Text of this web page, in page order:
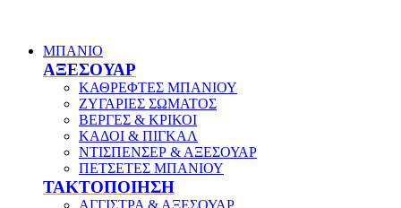
ΜΠΑΝΙΟ
ΑΞΕΣΟΥΑΡ
ΚΑΘΡΕΦΤΕΣ ΜΠΑΝΙΟΥ
ΖΥΓΑΡΙΕΣ ΣΩΜΑΤΟΣ
ΒΕΡΓΕΣ & ΚΡΙΚΟΙ
ΚΑΔΟΙ & ΠΙΓΚΑΛ
ΝΤΙΣΠΕΝΣΕΡ & ΑΞΕΣΟΥΑΡ
ΠΕΤΣΕΤΕΣ ΜΠΑΝΙΟΥ
ΤΑΚΤΟΠΟΙΗΣΗ
ΑΓΓΙΣΤΡΑ & ΑΞΕΣΟΥΑΡ